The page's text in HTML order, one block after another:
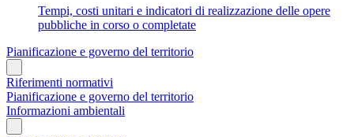
Tempi, costi unitari e indicatori di realizzazione delle opere
pubbliche in corso o completate
Pianificazione e governo del territorio
Riferimenti normativi
Pianificazione e governo del territorio
Informazioni ambientali